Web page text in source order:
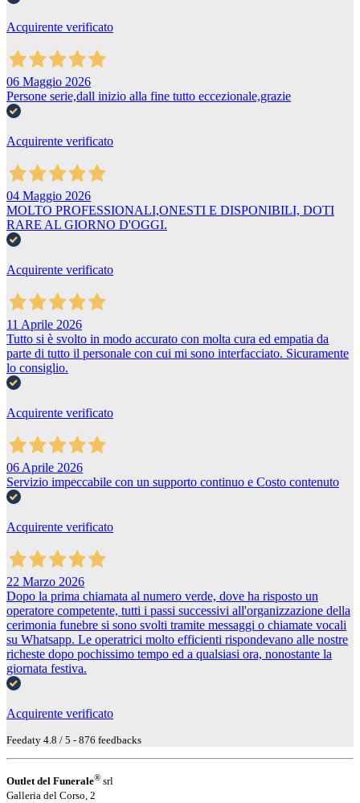
Acquirente verificato
06 Maggio 2026
Persone serie,dall inizio alla fine tutto eccezionale,grazie
Acquirente verificato
04 Maggio 2026
MOLTO PROFESSIONALI,ONESTI E DISPONIBILI, DOTI
RARE AL GIORNO D'OGGI.
Acquirente verificato
11 Aprile 2026
Tutto si è svolto in modo accurato con molta cura ed empatia da
parte di tutto il personale con cui mi sono interfacciato. Sicuramente
lo consiglio.
Acquirente verificato
06 Aprile 2026
Servizio impeccabile con un supporto continuo e Costo contenuto
Acquirente verificato
22 Marzo 2026
Dopo la prima chiamata al numero verde, dove ha risposto un
operatore competente, tutti i passi successivi all'organizzazione della
cerimonia funebre si sono svolti tramite messaggi o chiamate vocali
su Whatsapp. Le operatrici molto efficienti rispondevano alle nostre
richeste dopo pochissimo tempo ed a qualsiasi ora, nonostante la
giornata festiva.
Acquirente verificato
Feedaty 4.8 / 5 - 876 feedbacks
Outlet del Funerale® srl
Galleria del Corso, 2